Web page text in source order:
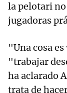
la pelotari
jugadoras
"Una cosa
"trabajar
ha aclarado
trata de